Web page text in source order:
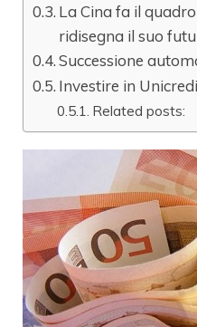
La Cina fa il
ridisegna il suo
Successione
Investire in
Related posts: